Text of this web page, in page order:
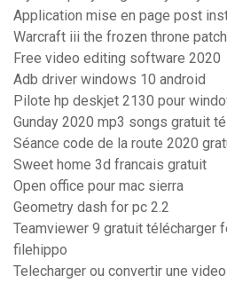
Application mise en page post
Warcraft iii the frozen throne patch
Free video editing software 2020
Adb driver windows 10 android
Pilote hp deskjet 2130 pour
Gunday 2020 mp3 songs gratuit
Séance code de la route 2020
Sweet home 3d francais gratuit
Open office pour mac sierra
Geometry dash for pc 2.2
Teamviewer 9 gratuit télécharger
filehippo
Telecharger ou convertir une